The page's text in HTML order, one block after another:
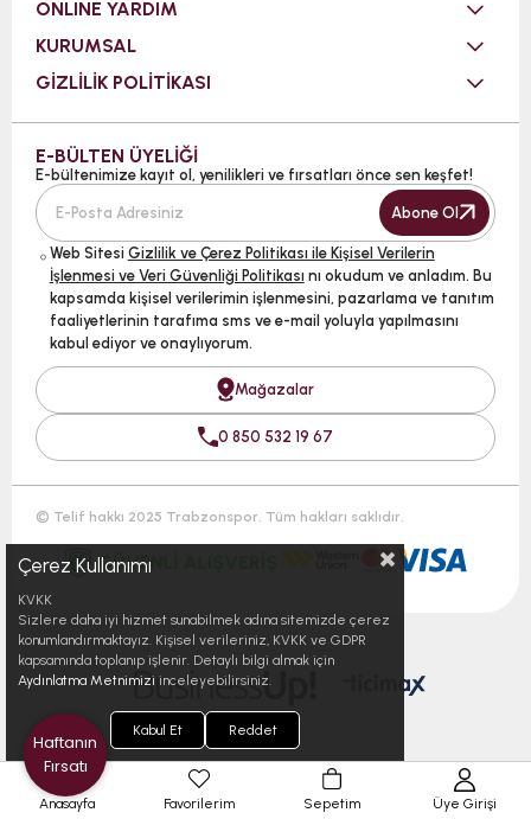
ONLINE YARDIM
KURUMSAL
GİZLİLİK POLİTİKASI
E-BÜLTEN ÜYELİĞİ
E-bültenimize kayıt ol, yenilikleri ve fırsatları önce sen keşfet!
Abone Ol
Web Sitesi Gizlilik ve Çerez Politikası ile Kişisel Verilerin
İşlenmesi ve Veri Güvenliği Politikası nı okudum ve anladım. Bu
kapsamda kişisel verilerimin işlenmesini, pazarlama ve tanıtım
faaliyetlerinin tarafıma sms ve e-mail yoluyla yapılmasını
kabul ediyor ve onaylıyorum.
Mağazalar
0 850 532 19 67
© Telif hakkı 2025 Trabzonspor. Tüm hakları saklıdır.
Çerez Kullanımı
KVKK
Sizlere daha iyi hizmet sunabilmek adına sitemizde çerez
konumlandırmaktayız. Kişisel verileriniz, KVKK ve GDPR
kapsamında toplanıp işlenir. Detaylı bilgi almak için
Aydınlatma Metnimizi inceleyebilirsiniz.
Kabul Et Reddet
Haftanın
Fırsatı
Anasayfa Favorilerim Sepetim Üye Girişi